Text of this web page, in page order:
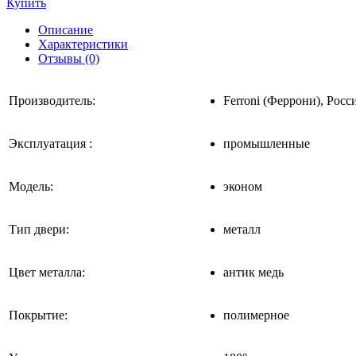
Описание
Характеристики
Отзывы (0)
Производитель: Ferroni (Феррони),
Эксплуатация : промышленные
Модель: эконом
Тип двери: металл
Цвет металла: антик медь
Покрытие: полимерное